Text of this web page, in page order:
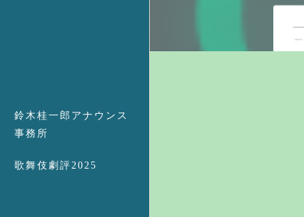
鈴木桂一郎アナウンス
事務所
歌舞伎劇評2025